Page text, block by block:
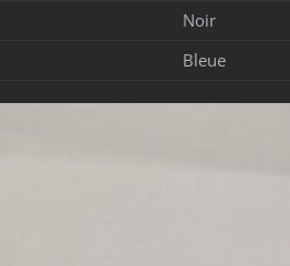
Noir
Bleue